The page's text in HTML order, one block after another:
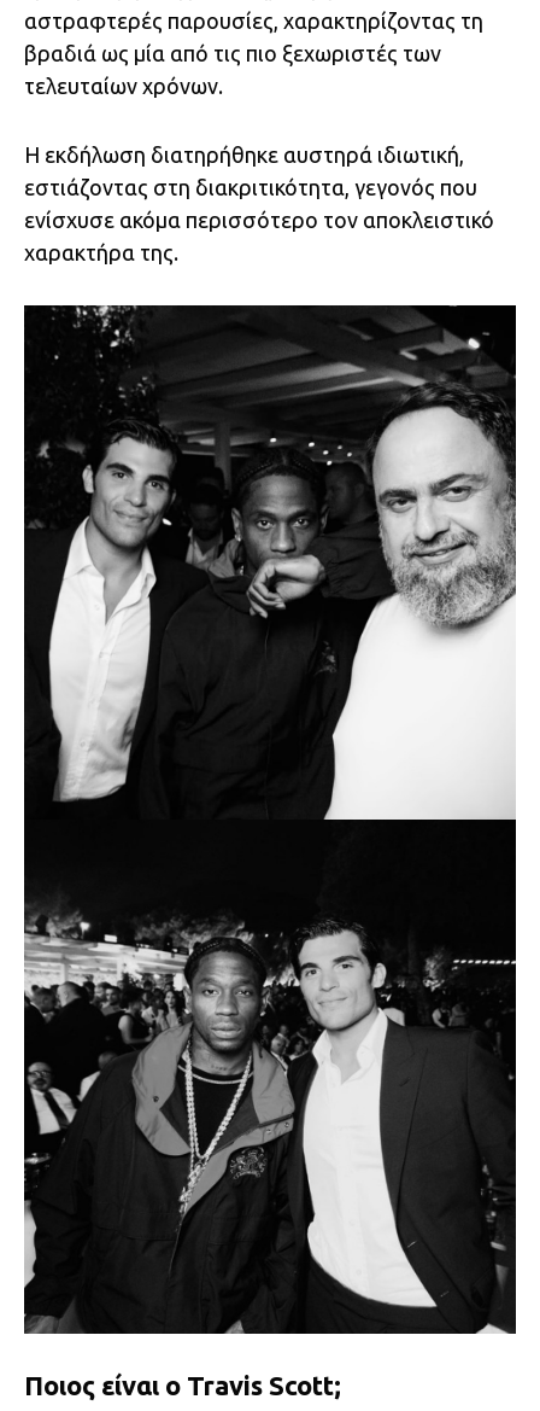
αστραφτερές παρουσίες, χαρακτηρίζοντας τη
βραδιά ως μία από τις πιο ξεχωριστές των
τελευταίων χρόνων.
Η εκδήλωση διατηρήθηκε αυστηρά ιδιωτική,
εστιάζοντας στη διακριτικότητα, γεγονός που
ενίσχυσε ακόμα περισσότερο τον αποκλειστικό
χαρακτήρα της.
Ποιος είναι ο Travis Scott;